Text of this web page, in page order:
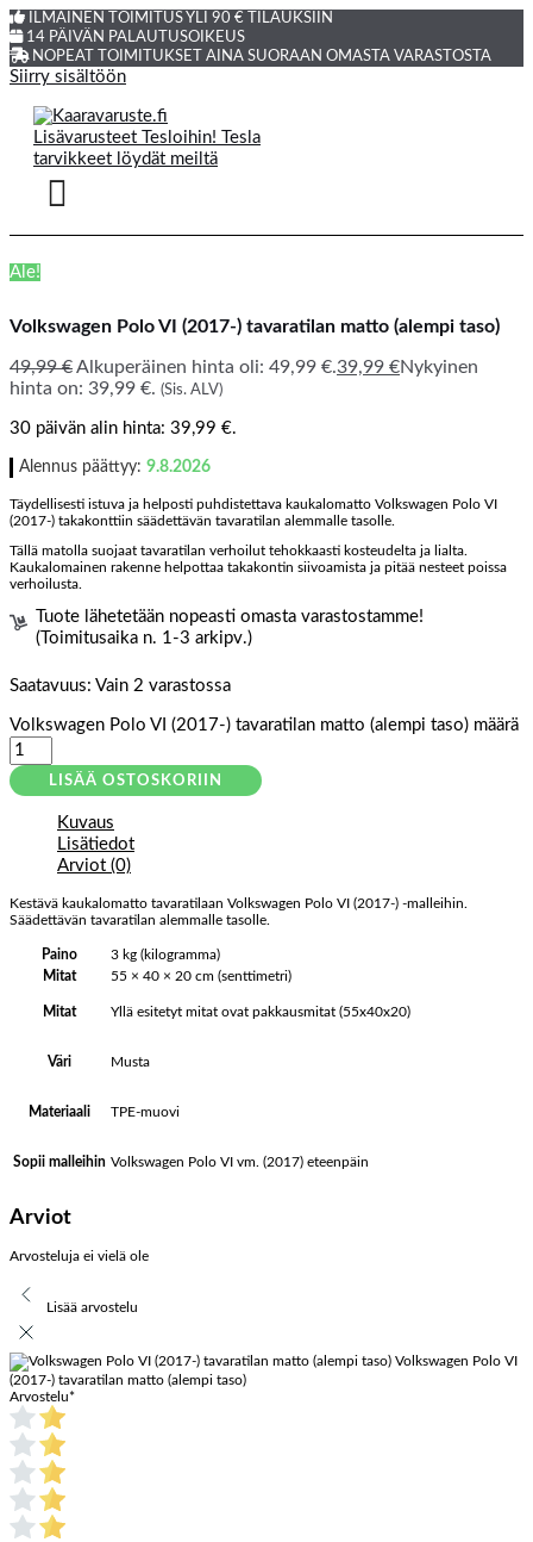
ILMAINEN TOIMITUS YLI 90 € TILAUKSIIN
14 PÄIVÄN PALAUTUSOIKEUS
NOPEAT TOIMITUKSET AINA SUORAAN OMASTA VARASTOSTA
Siirry sisältöön
Ale!
Volkswagen Polo VI (2017-) tavaratilan matto (alempi taso)
49,99€ Alkuperäinen hinta oli: 49,99 €.39,99 €Nykyinen
hinta on: 39,99 €. (Sis. ALV)
30 päivän alin hinta: 39,99 €.
Alennus päättyy: 9.8.2026
Täydellisesti istuva ja helposti puhdistettava kaukalomatto Volkswagen Polo VI
(2017-) takakonttiin säädettävän tavaratilan alemmalle tasolle.
Tällä matolla suojaat tavaratilan verhoilut tehokkaasti kosteudelta ja lialta.
Kaukalomainen rakenne helpottaa takakontin siivoamista ja pitää nesteet poissa
verhoilusta.
Tuote lähetetään nopeasti omasta varastostamme!
(Toimitusaika n. 1-3 arkipv.)
Saatavuus: Vain 2 varastossa
Volkswagen Polo VI (2017-) tavaratilan matto (alempi taso) määrä
LISÄÄ OSTOSKORIIN
Kuvaus
Lisätiedot
Arviot (0)
Kestävä kaukalomatto tavaratilaan Volkswagen Polo VI (2017-) -malleihin.
Säädettävän tavaratilan alemmalle tasolle.
Paino
3 kg (kilogramma)
Mitat
55 × 40 × 20 cm (senttimetri)
Mitat Yllä esitetyt mitat ovat pakkausmitat (55x40x20)
Väri Musta
Materiaali TPE-muovi
Sopii malleihin Volkswagen Polo VI vm. (2017) eteenpäin
Arviot
Arvosteluja ei vielä ole
Lisää arvostelu
Volkswagen Polo VI
(2017-) tavaratilan matto (alempi taso)
Arvostelu*